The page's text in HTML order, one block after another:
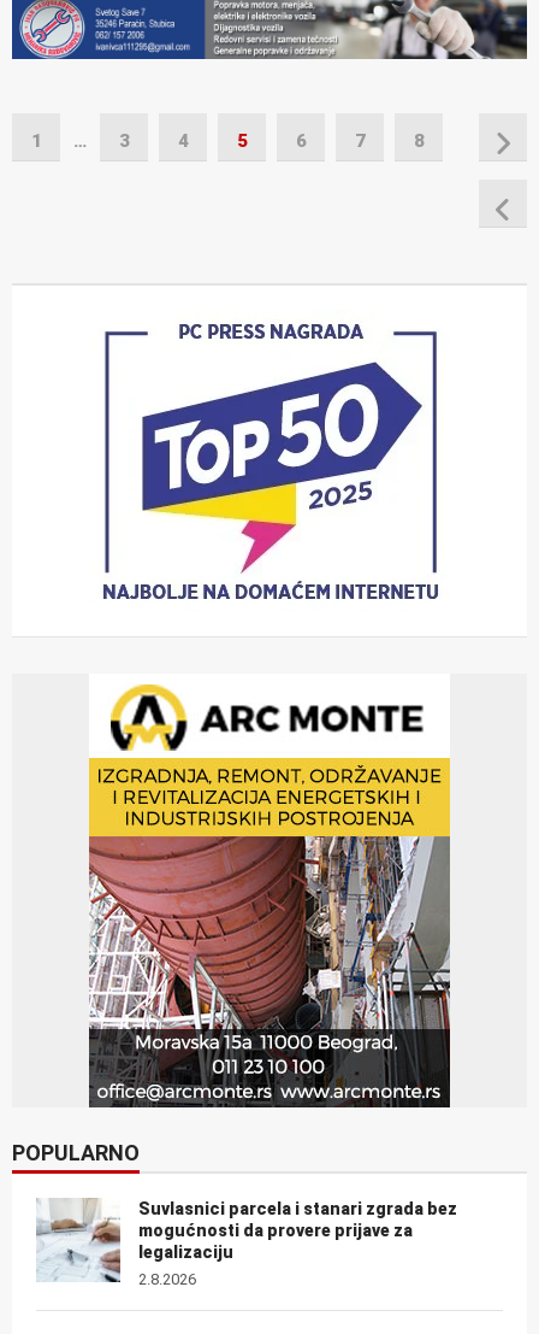
1 … 3 4 5 6 7 8
POPULARNO
Suvlasnici parcela i stanari zgrada bez
mogućnosti da provere prijave za
legalizaciju
2.8.2026